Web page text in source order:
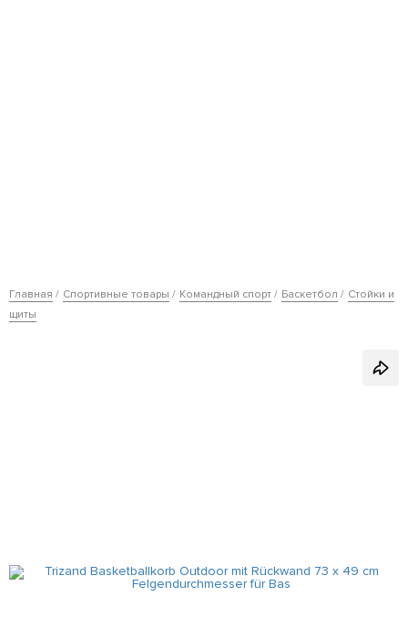
Главная Спортивные товары Командный спорт Баскетбол
Стойки и
щиты